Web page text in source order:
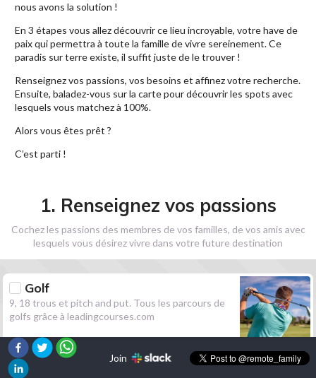
nous avons la solution !
En 3 étapes vous allez découvrir ce lieu incroyable, votre have de
paix qui permettra à toute la famille de vivre sereinement. Ce
paradis sur terre existe, il suffit juste de le trouver !
Renseignez vos passions, vos besoins et affinez votre recherche.
Ensuite, baladez-vous sur la carte pour découvrir les spots avec
lesquels vous matchez à 100%.
Alors vous êtes prêt ?
C’est parti !
1. Renseignez vos passions
Cochez les passions des membres de vos familles, de vos amis avec
lesquels vous désirez vivre dans votre future destination
Golf
9, 18 trous et pitch and put. Tous les parcours de
golfs grâce à leadingcourses.com
Randonnée
Join